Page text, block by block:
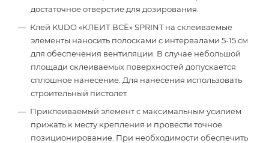
достаточное отверстие для дозирования.
Клей KUDO «КЛЕИТ ВСЁ» SPRINT на склеиваемые
элементы наносить полосками с интервалами 5-15 см
для обеспечения вентиляции. В случае небольшой
площади склеиваемых поверхностей допускается
сплошное нанесение. Для нанесения использовать
строительный пистолет.
Приклеиваемый элемент с максимальным усилием
прижать к месту крепления и провести точное
позиционирование. При необходимости обеспечить